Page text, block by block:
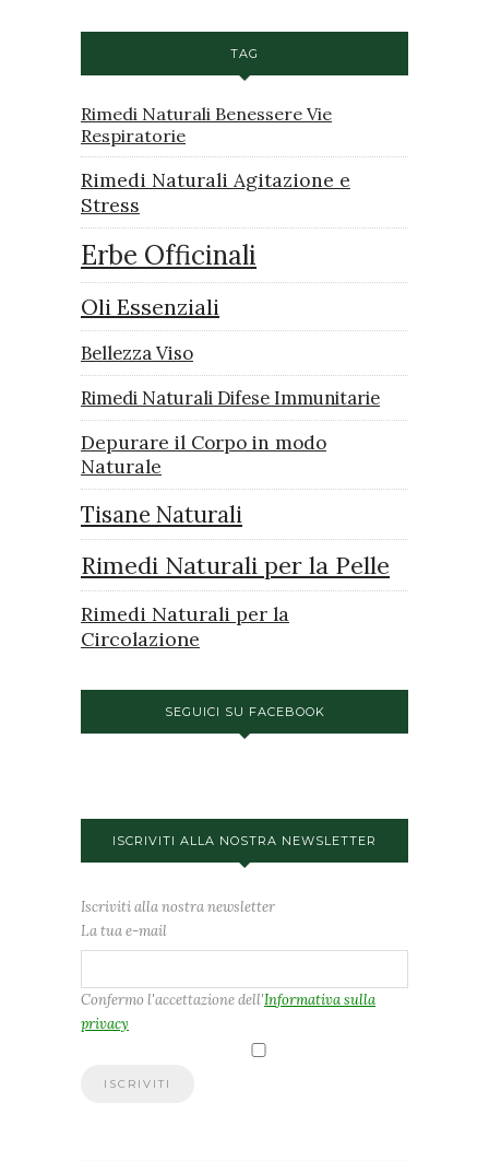
TAG
Rimedi Naturali Benessere Vie
Respiratorie
Rimedi Naturali Agitazione e
Stress
Erbe Officinali
Oli Essenziali
Bellezza Viso
Rimedi Naturali Difese Immunitarie
Depurare il Corpo in modo
Naturale
Tisane Naturali
Rimedi Naturali per la Pelle
Rimedi Naturali per la
Circolazione
SEGUICI SU FACEBOOK
ISCRIVITI ALLA NOSTRA NEWSLETTER
Iscriviti alla nostra newsletter
La tua e-mail
Confermo l'accettazione dell'Informativa sulla
privacy